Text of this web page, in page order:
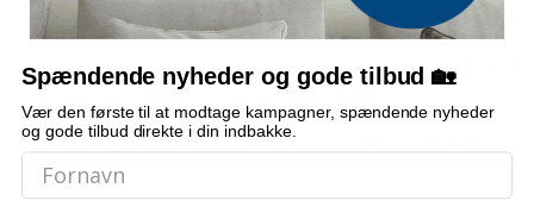
isterningmaskine - 9
terninger på 6 min.,
509,-
Snart på lager
solcelledrevne LED-lys,
3 m - grå, med krydsfod
På lager
ormekur spot-
- 2,5-5 kg, 2×0,7
Spændende nyheder og gode tilbud 🏡
Vær den første til at modtage kampagner, spændende nyheder
og gode tilbud direkte i din indbakke.